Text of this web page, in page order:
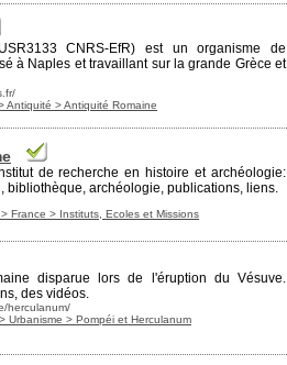
CNRS-EfR) est un organisme de
à Naples et travaillant sur la grande Grèce et
Antiquité > Antiquité Romaine
de recherche en histoire et archéologie:
bibliothèque, archéologie, publications, liens.
France > Instituts, Ecoles et Missions
disparue lors de l'éruption du Vésuve.
des vidéos.
herculanum/
Urbanisme > Pompéi et Herculanum